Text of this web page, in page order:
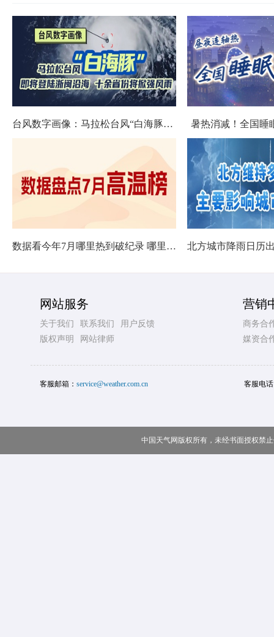
台风数字画像：马拉松台风“白海豚”将影响十余省份 暑热消减！全国睡
数据看今年7月哪里热到破纪录 哪里暑热连轴转
网站服务
关于我们 联系我们
用户反馈
版权声明
网站律师
营销
商务合
媒资合
客服邮箱： service@weather.com.cn 客服电
中国天气网版权所有，未经书面授权